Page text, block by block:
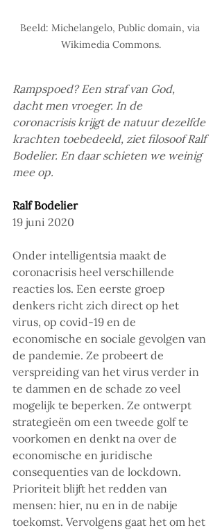
Beeld: Michelangelo, Public domain, via
Wikimedia Commons.
Rampspoed? Een straf van God,
dacht men vroeger. In de
coronacrisis krijgt de natuur dezelfde
krachten toebedeeld, ziet filosoof Ralf
Bodelier. En daar schieten we weinig
mee op.
Ralf Bodelier
19 juni 2020
Onder intelligentsia maakt de
coronacrisis heel verschillende
reacties los. Een eerste groep
denkers richt zich direct op het
virus, op covid-19 en de
economische en sociale gevolgen van
de pandemie. Ze probeert de
verspreiding van het virus verder in
te dammen en de schade zo veel
mogelijk te beperken. Ze ontwerpt
strategieën om een tweede golf te
voorkomen en denkt na over de
economische en juridische
consequenties van de lockdown.
Prioriteit blijft het redden van
mensen: hier, nu en in de nabije
toekomst. Vervolgens gaat het om het